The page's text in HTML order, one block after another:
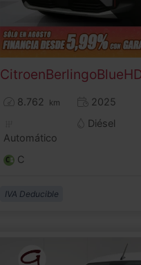
CitroenBerlingo
8.762 km 2025
Automático
Diésel
C
IVA Deducible